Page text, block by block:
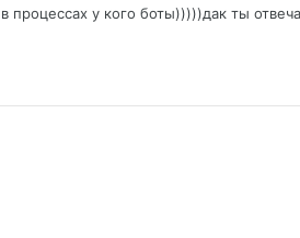
у кого боты)))))дак ты
Арена Улитки
встретила.